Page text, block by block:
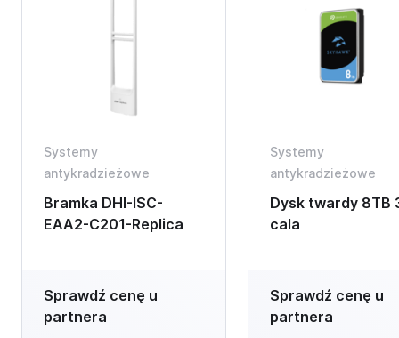
Systemy
antykradzieżowe
Bramka DHI-ISC-
EAA2-C201-Replica
Sprawdź cenę u
partnera
Systemy
antykradzieżowe
Dysk twardy 8TB
cala
Sprawdź cenę u
partnera